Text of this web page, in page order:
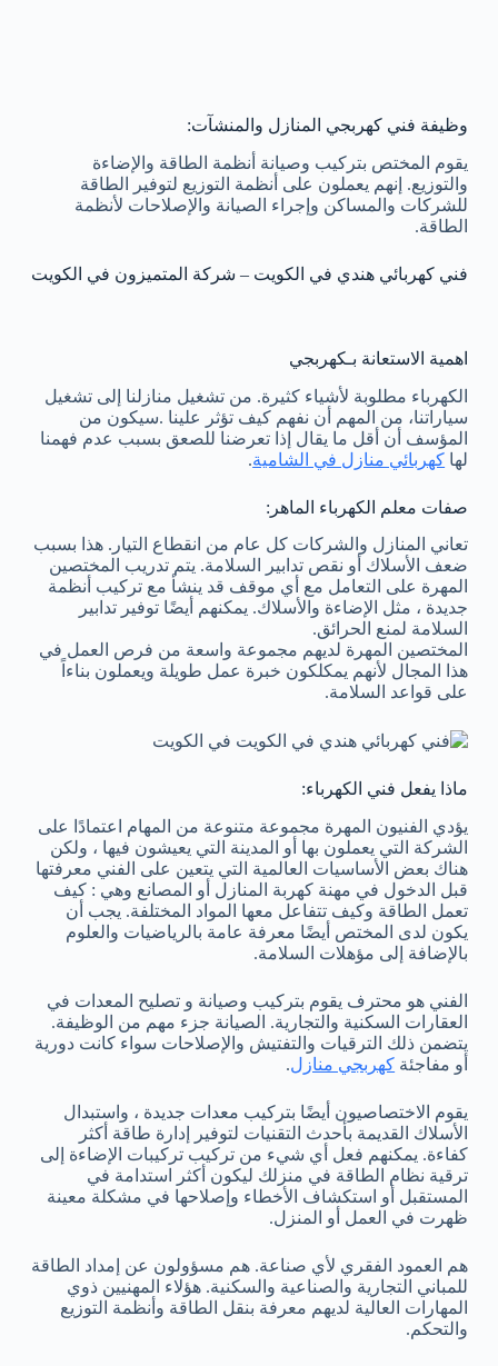
وظيفة فني كهربجي المنازل والمنشآت:
يقوم المختص بتركيب وصيانة أنظمة الطاقة والإضاءة
والتوزيع. إنهم يعملون على أنظمة التوزيع لتوفير الطاقة
للشركات والمساكن وإجراء الصيانة والإصلاحات لأنظمة
الطاقة.
فني كهربائي هندي في الكويت – شركة المتميزون في الكويت
اهمية الاستعانة بـكهربجي
الكهرباء مطلوبة لأشياء كثيرة. من تشغيل منازلنا إلى تشغيل
سياراتنا، من المهم أن نفهم كيف تؤثر علينا .سيكون من
المؤسف أن أقل ما يقال إذا تعرضنا للصعق بسبب عدم فهمنا
لها كهربائي منازل في الشامية.
صفات معلم الكهرباء الماهر:
تعاني المنازل والشركات كل عام من انقطاع التيار. هذا بسبب
ضعف الأسلاك أو نقص تدابير السلامة. يتم تدريب المختصين
المهرة على التعامل مع أي موقف قد ينشأ مع تركيب أنظمة
جديدة ، مثل الإضاءة والأسلاك. يمكنهم أيضًا توفير تدابير
السلامة لمنع الحرائق.
المختصين المهرة لديهم مجموعة واسعة من فرص العمل في
هذا المجال لأنهم يمكلكون خبرة عمل طويلة ويعملون بناءاً
على قواعد السلامة.
ماذا يفعل فني الكهرباء:
يؤدي الفنيون المهرة مجموعة متنوعة من المهام اعتمادًا على
الشركة التي يعملون بها أو المدينة التي يعيشون فيها ، ولكن
هناك بعض الأساسيات العالمية التي يتعين على الفني معرفتها
قبل الدخول في مهنة كهربة المنازل أو المصانع وهي : كيف
تعمل الطاقة وكيف تتفاعل معها المواد المختلفة. يجب أن
يكون لدى المختص أيضًا معرفة عامة بالرياضيات والعلوم
بالإضافة إلى مؤهلات السلامة.
الفني هو محترف يقوم بتركيب وصيانة و تصليح المعدات في
العقارات السكنية والتجارية. الصيانة جزء مهم من الوظيفة.
يتضمن ذلك الترقيات والتفتيش والإصلاحات سواء كانت دورية
أو مفاجئة كهربجي منازل.
يقوم الاختصاصيون أيضًا بتركيب معدات جديدة ، واستبدال
الأسلاك القديمة بأحدث التقنيات لتوفير إدارة طاقة أكثر
كفاءة. يمكنهم فعل أي شيء من تركيب تركيبات الإضاءة إلى
ترقية نظام الطاقة في منزلك ليكون أكثر استدامة في
المستقبل أو استكشاف الأخطاء وإصلاحها في مشكلة معينة
ظهرت في العمل أو المنزل.
هم العمود الفقري لأي صناعة. هم مسؤولون عن إمداد الطاقة
للمباني التجارية والصناعية والسكنية. هؤلاء المهنيين ذوي
المهارات العالية لديهم معرفة بنقل الطاقة وأنظمة التوزيع
والتحكم.